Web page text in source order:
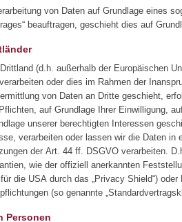
von Daten auf Grundlage eines
beauftragen, geschieht dies auf
(d.h. außerhalb der Europäischen
oder dies im Rahmen der
von Daten an Dritte geschieht,
auf Grundlage Ihrer Einwilligung,
unserer berechtigten Interessen
verarbeiten oder lassen wir die Daten in
der Art. 44 ff. DSGVO verarbeiten.
wie der offiziell anerkannten
die USA durch das „Privacy Shield“)
(so genannte
Personen